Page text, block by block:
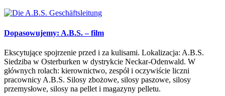
Dopasowujemy: A.B.S. – film
Ekscytujące spojrzenie przed i za kulisami. Lokalizacja: A.B.S.
Siedziba w Osterburken w dystrykcie Neckar-Odenwald. W
głównych rolach: kierownictwo, zespół i oczywiście liczni
pracownicy A.B.S. Silosy zbożowe, silosy paszowe, silosy
przemysłowe, silosy na pellet i magazyny pelletu.